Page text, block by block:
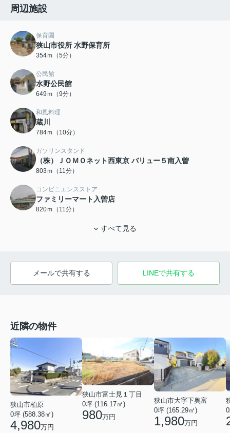
周辺施設
保育園
狭山市役所 水野保育所
354ｍ（5分）
公民館
水野公民館
649ｍ（9分）
和風料理
蔵川
784ｍ（10分）
ガソリンスタンド
（株）ＪＯＭＯネット西東京 バリュー５南入曽
803ｍ（11分）
コンビニエンスストア
ファミリーマート入曽店
820ｍ（11分）
すべて見る
メールで共有する LINEで共有する
近隣の物件
狭山市柏原
0坪 (588.38㎡)
4,980万円
狭山市富士見１丁目
0坪 (116.17㎡)
980万円
狭山市大字下奥富
0坪 (165.29㎡)
1,980万円